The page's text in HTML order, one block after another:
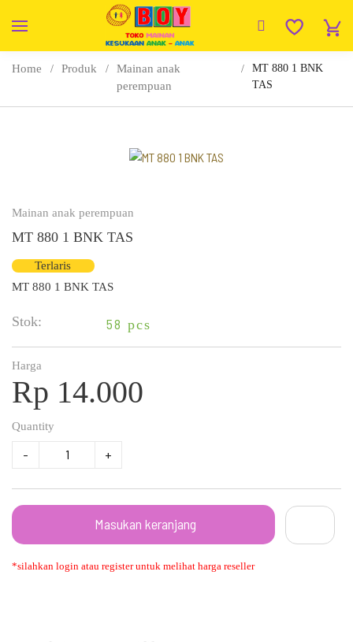
Home Produk
Mainan anak
perempuan
MT 880 1 BNK
TAS
Mainan anak perempuan
MT 880 1 BNK TAS
Terlaris
MT 880 1 BNK TAS
Stok: 58 pcs
Harga
Rp 14.000
Quantity
- +
Masukan keranjang
*silahkan login atau register untuk melihat harga reseller